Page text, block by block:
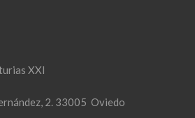
XXI
2. 33005 Oviedo